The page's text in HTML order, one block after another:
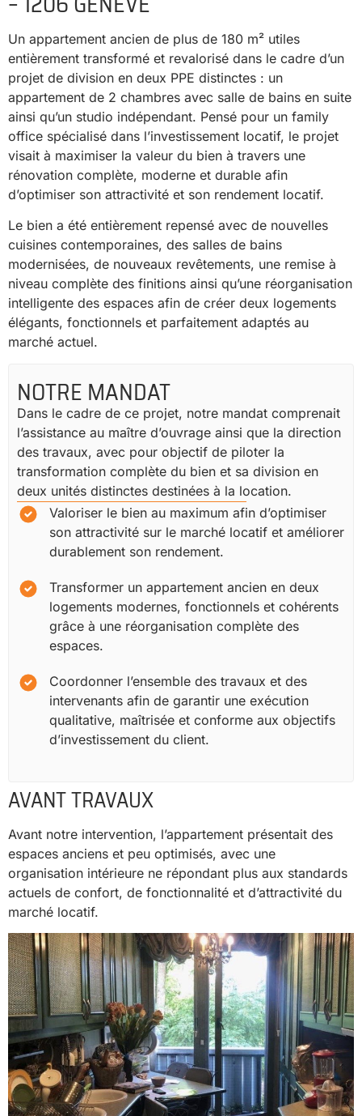
Un appartement ancien de plus de 180 m² utiles
entièrement transformé et revalorisé dans le cadre d’un
projet de division en deux PPE distinctes : un
appartement de 2 chambres avec salle de bains en suite
ainsi qu’un studio indépendant. Pensé pour un family
office spécialisé dans l’investissement locatif, le projet
visait à maximiser la valeur du bien à travers une
rénovation complète, moderne et durable afin
d’optimiser son attractivité et son rendement locatif.
Le bien a été entièrement repensé avec de nouvelles
cuisines contemporaines, des salles de bains
modernisées, de nouveaux revêtements, une remise à
niveau complète des finitions ainsi qu’une réorganisation
intelligente des espaces afin de créer deux logements
élégants, fonctionnels et parfaitement adaptés au
marché actuel.
NOTRE MANDAT
Dans le cadre de ce projet, notre mandat comprenait
l’assistance au maître d’ouvrage ainsi que la direction
des travaux, avec pour objectif de piloter la
transformation complète du bien et sa division en
deux unités distinctes destinées à la location.
Valoriser le bien au maximum afin d’optimiser
son attractivité sur le marché locatif et améliorer
durablement son rendement.
Transformer un appartement ancien en deux
logements modernes, fonctionnels et cohérents
grâce à une réorganisation complète des
espaces.
Coordonner l’ensemble des travaux et des
intervenants afin de garantir une exécution
qualitative, maîtrisée et conforme aux objectifs
d’investissement du client.
AVANT TRAVAUX
Avant notre intervention, l’appartement présentait des
espaces anciens et peu optimisés, avec une
organisation intérieure ne répondant plus aux standards
actuels de confort, de fonctionnalité et d’attractivité du
marché locatif.